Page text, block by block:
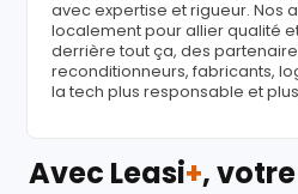
avec expertise et rigueur. Nos
localement pour allier qualité
derrière tout ça, des
reconditionneurs, fabricants,
la tech plus responsable et
Avec Leasi+,